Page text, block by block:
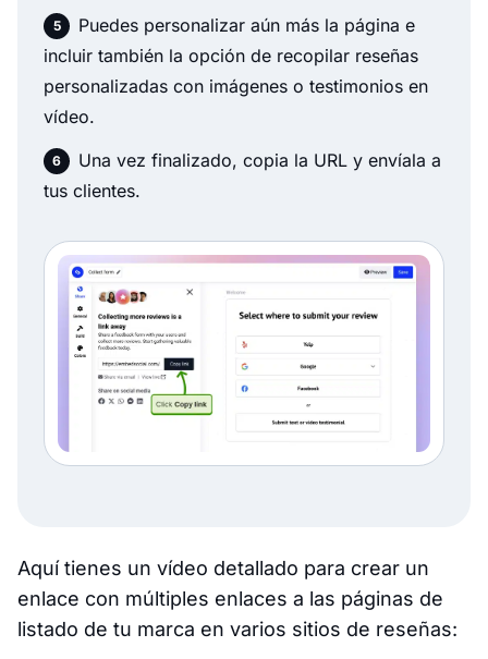
Puedes personalizar aún más la página e
incluir también la opción de recopilar reseñas
personalizadas con imágenes o testimonios en
vídeo.
Una vez finalizado, copia la URL y envíala a
tus clientes.
Aquí tienes un vídeo detallado para crear un
enlace con múltiples enlaces a las páginas de
listado de tu marca en varios sitios de reseñas: